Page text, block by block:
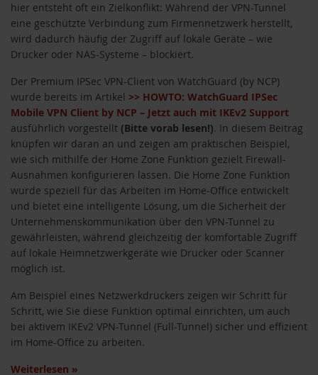
hier entsteht oft ein Zielkonflikt: Während der VPN-Tunnel
eine geschützte Verbindung zum Firmennetzwerk herstellt,
wird dadurch häufig der Zugriff auf lokale Geräte – wie
Drucker oder NAS-Systeme – blockiert.
Der Premium IPSec VPN-Client von WatchGuard (by NCP)
wurde bereits im Artikel >> HOWTO: WatchGuard IPSec
Mobile VPN Client by NCP – Jetzt auch mit IKEv2 Support
ausführlich vorgestellt (Bitte vorab lesen!). In diesem Beitrag
knüpfen wir daran an und zeigen am praktischen Beispiel,
wie sich mithilfe der Home Zone Funktion gezielt Firewall-
Ausnahmen konfigurieren lassen. Die Home Zone Funktion
wurde speziell für das Arbeiten im Home-Office entwickelt
und bietet eine intelligente Lösung, um die Sicherheit der
Unternehmenskommunikation über den VPN-Tunnel zu
gewährleisten, während gleichzeitig der komfortable Zugriff
auf lokale Heimnetzwerkgeräte wie Drucker oder Scanner
möglich ist.
Am Beispiel eines Netzwerkdruckers zeigen wir Schritt für
Schritt, wie Sie diese Funktion optimal einrichten, um auch
bei aktivem IKEv2 VPN-Tunnel (Full-Tunnel) sicher und effizient
im Home-Office zu arbeiten.
Weiterlesen »